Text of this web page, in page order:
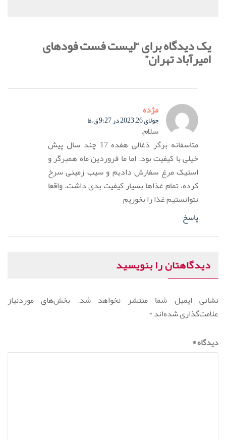
یک دیدگاه برای “لیست فست فودهای
امیرآباد تهران”
مژده
جولای 26, 2023 در 9:27 ق.ظ
سلام.
متاسفانه برگر ذغالی هفده 17 چند سال پیش
خیلی با کیفیت بود. اما ما فروردین ماه همبرگر و
استیک مرغ سفارش دادیم و سیب زمینی سرخ
کرده، تمام غذاها بسیار کیفیت بدی داشت. واقعا
نتوانستیم غذا را بخوریم
پاسخ
دیدگاهتان را بنویسید
نشانی ایمیل شما منتشر نخواهد شد. بخش‌های موردنیاز
علامت‌گذاری شده‌اند*
دیدگاه*